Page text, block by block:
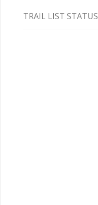
TRAIL LIST STATUS